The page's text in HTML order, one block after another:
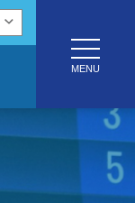
toggle
MENU